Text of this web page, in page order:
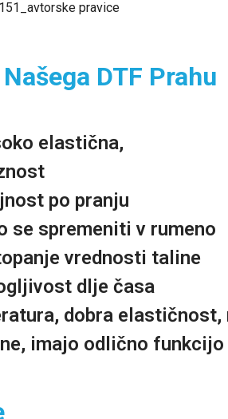
DTF Prahu
elastična,
po pranju
se spremeniti v rumeno
vrednosti taline
dlje časa
dobra
imajo odlično